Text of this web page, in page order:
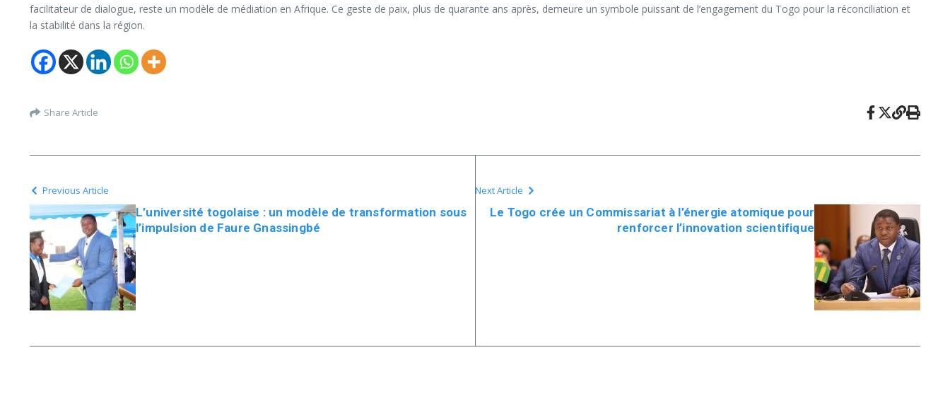
facilitateur de dialogue, reste un modèle de médiation en Afrique. Ce geste de paix, plus de quarante ans après, demeure un symbole puissant de l’engagement du Togo pour la réconciliation et
la stabilité dans la région.
Share Article
Previous Article
L’université togolaise : un modèle de transformation sous
l’impulsion de Faure Gnassingbé
Next Article
Le Togo crée un Commissariat à l’énergie atomique pour
renforcer l’innovation scientifique